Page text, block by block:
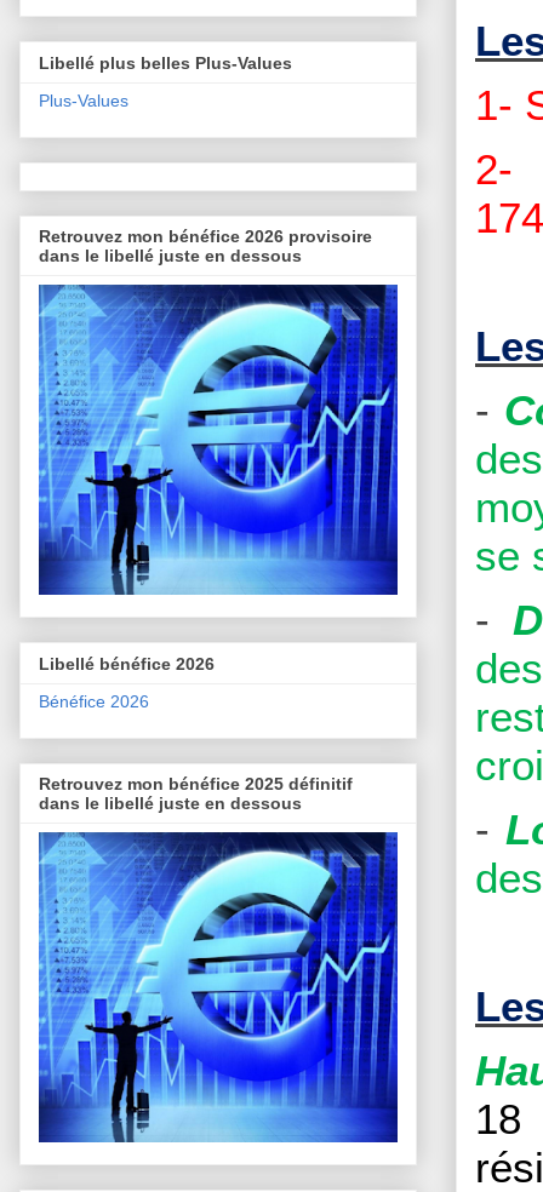
1-
2-
-
se
-
-
18
Libellé plus belles Plus-Values
Plus-Values
Retrouvez mon bénéfice 2026 provisoire
dans le libellé juste en dessous
Libellé bénéfice 2026
Bénéfice 2026
Retrouvez mon bénéfice 2025 définitif
dans le libellé juste en dessous